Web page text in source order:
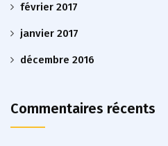
février 2017
janvier 2017
décembre 2016
Commentaires récents